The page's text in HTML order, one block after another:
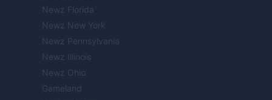
Newz Florida
Newz New York
Newz Pennsylvania
Newz Illinois
Newz Ohio
Gameland